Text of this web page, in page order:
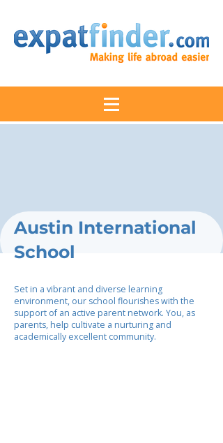
Austin International
School
Set in a vibrant and diverse learning
environment, our school flourishes with the
support of an active parent network. You, as
parents, help cultivate a nurturing and
academically excellent community.